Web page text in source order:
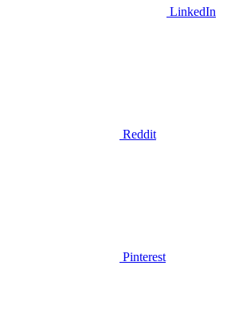
LinkedIn
Reddit
Pinterest